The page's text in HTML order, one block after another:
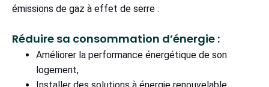
émissions de gaz à effet de serre :
Réduire sa consommation d’énergie :
Améliorer la performance énergétique de son
logement,